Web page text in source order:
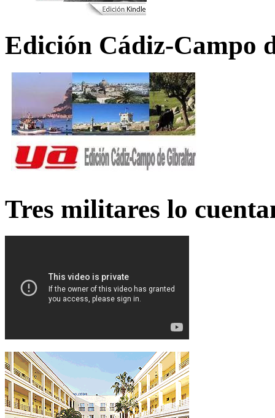
Edición Cádiz-Campo
Tres militares lo